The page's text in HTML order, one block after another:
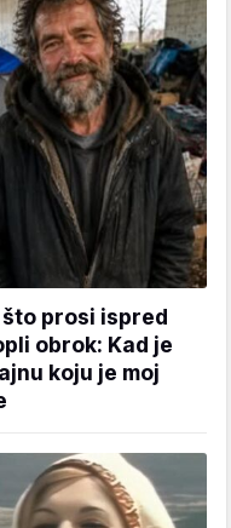
prosi ispred
obrok: Kad je
koju je moj